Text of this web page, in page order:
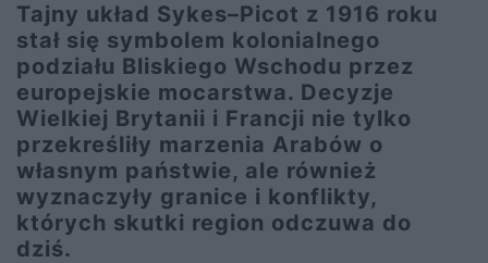
Tajny układ Sykes–Picot z 1916 roku
stał się symbolem kolonialnego
podziału Bliskiego Wschodu przez
europejskie mocarstwa. Decyzje
Wielkiej Brytanii i Francji nie tylko
przekreśliły marzenia Arabów o
własnym państwie, ale również
wyznaczyły granice i konflikty,
których skutki region odczuwa do
dziś.